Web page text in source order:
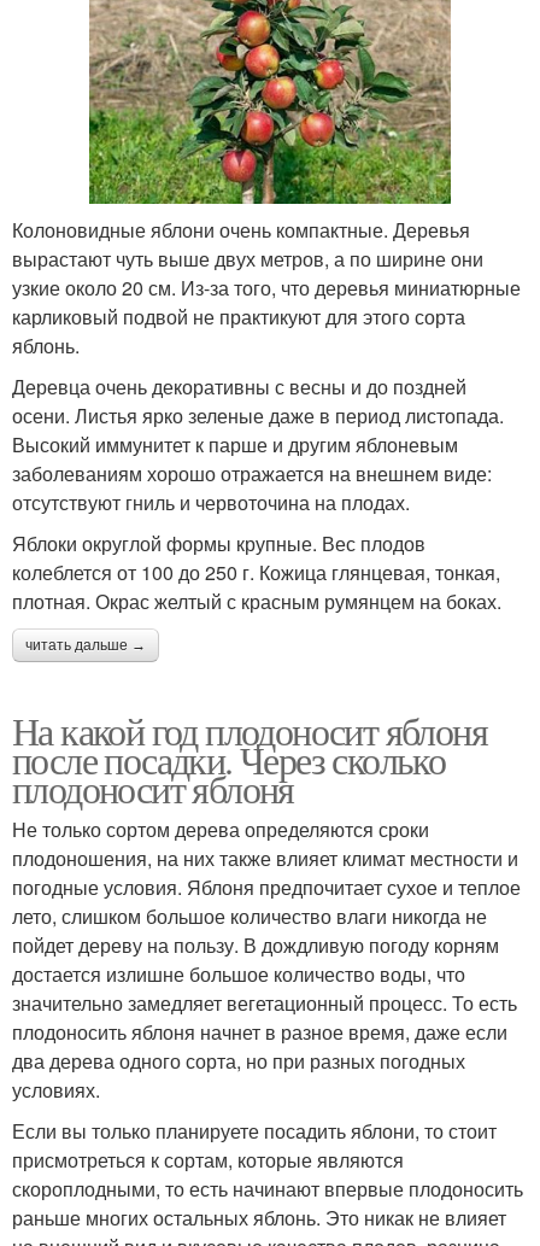
Колоновидные яблони очень компактные. Деревья
вырастают чуть выше двух метров, а по ширине они
узкие около 20 см. Из-за того, что деревья миниатюрные
карликовый подвой не практикуют для этого сорта
яблонь.
Деревца очень декоративны с весны и до поздней
осени. Листья ярко зеленые даже в период листопада.
Высокий иммунитет к парше и другим яблоневым
заболеваниям хорошо отражается на внешнем виде:
отсутствуют гниль и червоточина на плодах.
Яблоки округлой формы крупные. Вес плодов
колеблется от 100 до 250 г. Кожица глянцевая, тонкая,
плотная. Окрас желтый с красным румянцем на боках.
читать дальше →
На какой год плодоносит яблоня
после посадки. Через сколько
плодоносит яблоня
Не только сортом дерева определяются сроки
плодоношения, на них также влияет климат местности и
погодные условия. Яблоня предпочитает сухое и теплое
лето, слишком большое количество влаги никогда не
пойдет дереву на пользу. В дождливую погоду корням
достается излишне большое количество воды, что
значительно замедляет вегетационный процесс. То есть
плодоносить яблоня начнет в разное время, даже если
два дерева одного сорта, но при разных погодных
условиях.
Если вы только планируете посадить яблони, то стоит
присмотреться к сортам, которые являются
скороплодными, то есть начинают впервые плодоносить
раньше многих остальных яблонь. Это никак не влияет